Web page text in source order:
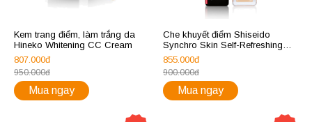
Kem trang điểm, làm trắng da
Hineko Whitening CC Cream
807.000đ
950.000đ
Mua ngay
Che khuyết điểm Shiseido
Synchro Skin Self-Refreshing
Dual-Tip Concealer
855.000đ
900.000đ
Mua ngay